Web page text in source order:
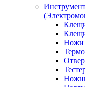
Ножи